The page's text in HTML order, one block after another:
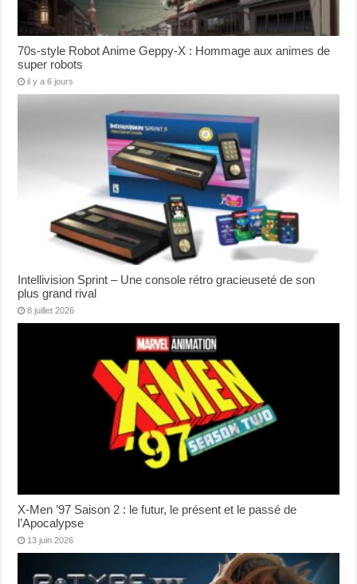
70s-style Robot Anime Geppy-X : Hommage aux animes de
super robots
il y a 6 jours
Intellivision Sprint – Une console rétro gracieuseté de son
plus grand rival
8 juillet 2026
X-Men ’97 Saison 2 : le futur, le présent et le passé de
l’Apocalypse
13 juin 2026